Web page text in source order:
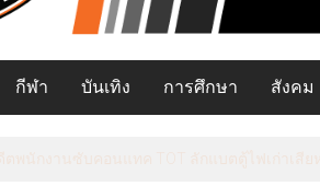
กีฬา บันเทิง การศึกษา สังคม